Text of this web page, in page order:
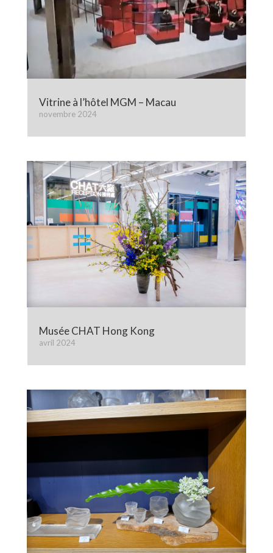
Vitrine à l’hôtel MGM – Macau
novembre 2024
Musée CHAT Hong Kong
avril 2024